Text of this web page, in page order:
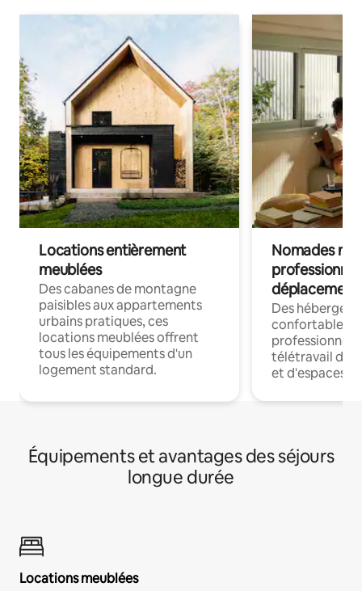
Locations entièrement
meublées
Des cabanes de montagne
paisibles aux appartements
urbains pratiques, ces
locations meublées offrent
tous les équipements d'un
logement standard.
Nomades
déplacement
Des
confortables
professionnels
télétravail
et d'espaces
Équipements et avantages des séjours
longue durée
Locations meublées